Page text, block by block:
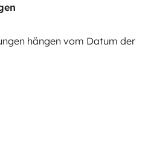
hängen vom Datum der